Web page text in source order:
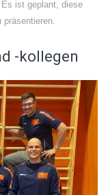
ist geplant, diese
-kollegen